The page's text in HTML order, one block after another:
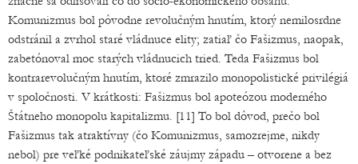
Komunizmus bol pôvodne revolučným hnutím, ktorý nemilosrdne
odstránil a zvrhol staré vládnuce elity; zatiaľ čo Fašizmus, naopak,
zabetónoval moc starých vládnucich tried. Teda Fašizmus bol
kontrarevolučným hnutím, ktoré zmrazilo monopolistické privilégiá
v spoločnosti. V krátkosti: Fašizmus bol apoteózou moderného
Štátneho monopolu kapitalizmu. [11] To bol dôvod, prečo bol
Fašizmus tak atraktívny (čo Komunizmus, samozrejme, nikdy
nebol) pre veľké podnikateľské záujmy západu – otvorene a bez